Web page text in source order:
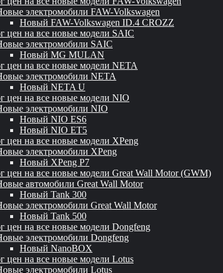
электромобили FAW-Volkswagen
Новый FAW-Volkswagen ID.4 CROZZ
цен на все новые модели SAIC
электромобили SAIC
Новый MG MULAN
цен на все новые модели NETA
электромобили NETA
Новый NETA U
цен на все новые модели NIO
электромобили NIO
Новый NIO ES6
Новый NIO ET5
цен на все новые модели XPeng
электромобили XPeng
Новый XPeng P7
цен на все новые модели Great Wall Motor (GWM)
автомобили Great Wall Motor
Новый Tank 300
электромобили Great Wall Motor
Новый Tank 500
цен на все новые модели Dongfeng
электромобили Dongfeng
Новый NanoBOX
цен на все новые модели Lotus
электромобили Lotus